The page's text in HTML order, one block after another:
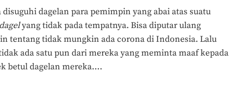
dagelan para pemimpin yang abai atas suatu
yang tidak pada tempatnya. Bisa diputar ulang
tentang tidak mungkin ada corona di Indonesia. Lalu
ada satu pun dari mereka yang meminta maaf kepada
betul dagelan mereka….